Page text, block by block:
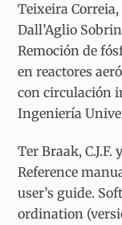
Teixeira Correia,
Dall’Aglio
Remoción de
en reactores
con circulación
Ingeniería
Ter Braak, C.J.F.
Reference
user’s guide.
ordination